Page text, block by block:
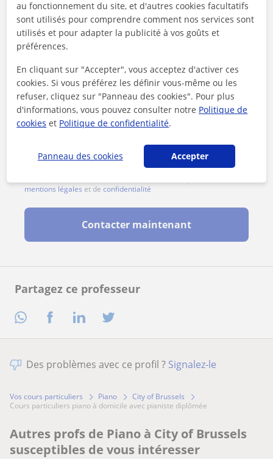
Partagez ce professeur
mentions légales et de confidentialité
Contacter maintenant
Des problèmes avec ce profil ? Signalez-le
Vos cours particuliers Piano
City of Brussels
cours particuliers piano à domicile avec pianiste diplômée
Autres profs de Piano à City of Brussels
susceptibles de vous intéresser
au fonctionnement du site, et d'autres cookies facultatifs
sont utilisés pour comprendre comment nos services sont
utilisés et pour adapter la publicité à vos goûts et
préférences.
En cliquant sur "Accepter", vous acceptez d'activer ces
cookies. Si vous préférez les définir vous-même ou les
refuser, cliquez sur "Panneau des cookies". Pour plus
d'informations, vous pouvez consulter notre Politique de
cookies et Politique de confidentialité.
Panneau des cookies Accepter